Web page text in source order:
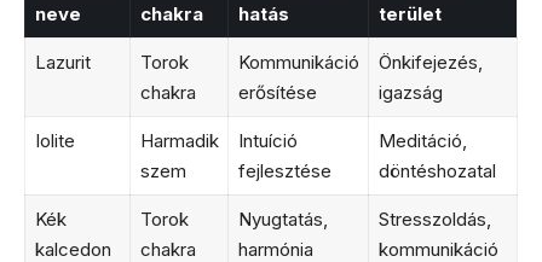
neve
chakra
hatás
terület
Lazurit
Torok
chakra
Kommunikáció
erősítése
Önkifejezés,
igazság
Iolite
Harmadik
szem
Intuíció
fejlesztése
Meditáció,
döntéshozatal
Kék
kalcedon
Torok
chakra
Nyugtatás,
harmónia
Stresszoldás,
kommunikáció